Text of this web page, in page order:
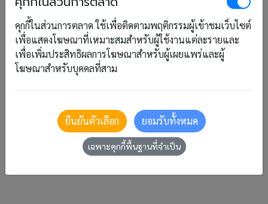
บัญชี บุ๊คกิ้ง ใบกำกับภาษี ใบเสนอราคา
ใบเสร็จรับเงิน ปฏิทิน ปรับปรุง
เพิ่มผู้ใช้ ร.ร.3
รายงานเช็คอิน รีวิวที่พัก
โรงแรม
คุกกี้ในส่วนการตลาด ใช้เพื่อติดตามพฤติกรรมผู้เข้าชมเว็บไซต์
เพื่อแสดงโฆษณาที่เหมาะสมสำหรับผู้ใช้งานแต่ละรายและ
เพื่อเพิ่มประสิทธิผลการโฆษณาสำหรับผู้เผยแพร่และผู้
โฆษณาสำหรับบุคคลที่สาม
ยืนยันตัวเลือก ยอมรับทั้งหมด
เฉพาะคุกกี้พื้นฐานที่จำเป็น